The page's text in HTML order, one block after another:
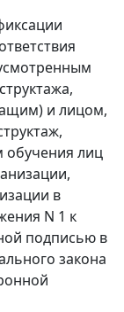
и лицом,
обучения лиц
в
N 1 к
подписью в
закона